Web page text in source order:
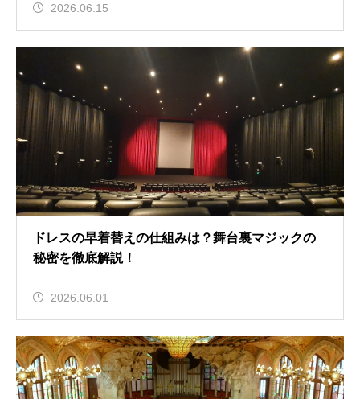
2026.06.15
ドレスの早着替えの仕組みは？舞台裏マジックの
秘密を徹底解説！
2026.06.01